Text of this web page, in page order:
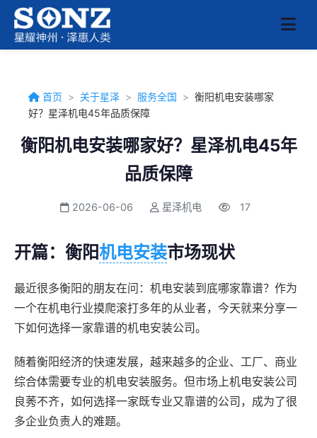
首页 > 关于星泽 > 服务全国 > 衡阳机电安装哪家
好？星泽机电45年品质保障
衡阳机电安装哪家好？星泽机电45年
品质保障
2026-06-06 星泽机电 17
开篇：衡阳机电安装市场现状
最近很多衡阳的朋友在问：机电安装到底哪家靠谱？作为
一个在机电行业摸爬滚打多年的从业者，今天就来分享一
下如何选择一家靠谱的机电安装公司。
随着衡阳经济的快速发展，越来越多的企业、工厂、商业
综合体需要专业的机电安装服务。但市场上机电安装公司
良莠不齐，如何选择一家既专业又靠谱的公司，成为了很
多企业负责人的难题。